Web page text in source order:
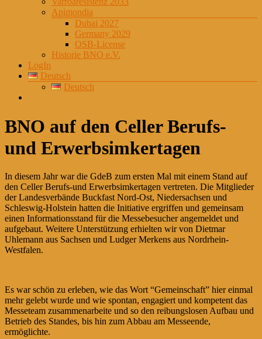
Apimondia
Dubai 2027
Germany 2029
OSB-License
Historie BNO e.V.
LogIn
Deutsch
Deutsch
BNO auf den Celler Berufs-
und Erwerbsimkertagen
In diesem Jahr war die GdeB zum ersten Mal mit einem Stand auf
den Celler Berufs-und Erwerbsimkertagen vertreten. Die Mitglieder
der Landesverbände Buckfast Nord-Ost, Niedersachsen und
Schleswig-Holstein hatten die Initiative ergriffen und gemeinsam
einen Informationsstand für die Messebesucher angemeldet und
aufgebaut. Weitere Unterstützung erhielten wir von Dietmar
Uhlemann aus Sachsen und Ludger Merkens aus Nordrhein-
Westfalen.
Es war schön zu erleben, wie das Wort “Gemeinschaft” hier einmal
mehr gelebt wurde und wie spontan, engagiert und kompetent das
Messeteam zusammenarbeite und so den reibungslosen Aufbau und
Betrieb des Standes, bis hin zum Abbau am Messeende,
ermöglichte.